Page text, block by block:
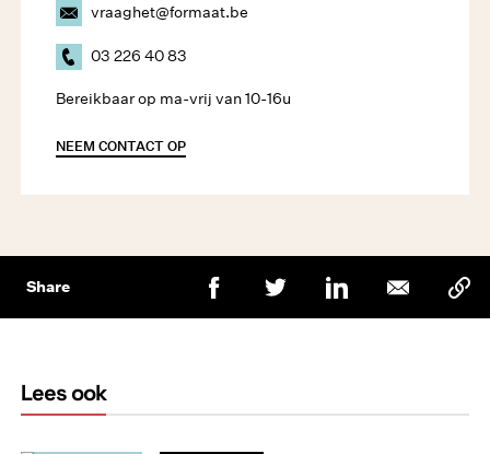
Share
vraaghet@formaat.be
03 226 40 83
Bereikbaar op ma-vrij van 10-16u
NEEM CONTACT OP
Lees ook